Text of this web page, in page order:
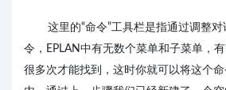
这里的“命令”工具栏是指通过调整
令， EPLAN中有无数个菜单和子菜单，
很多次才能找到，这时你就可以将这个